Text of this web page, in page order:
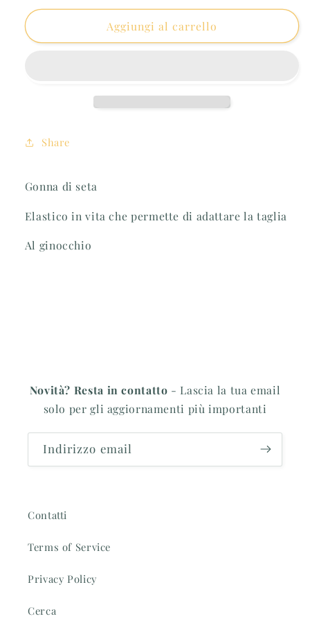
per
di
per
Gonna
di
Aggiungi al carrello
Share
Gonna di seta
Elastico in vita che permette di adattare la taglia
Al ginocchio
Novità? Resta in contatto - Lascia la tua email
solo per gli aggiornamenti più importanti
Indirizzo email
Contatti
Terms of Service
Privacy Policy
Cerca